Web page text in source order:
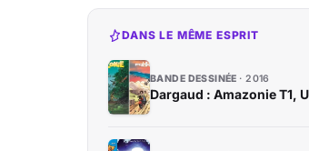
DANS LE MÊME ESPRIT
BANDE DESSINÉE 2016
Dargaud : Amazonie T1,